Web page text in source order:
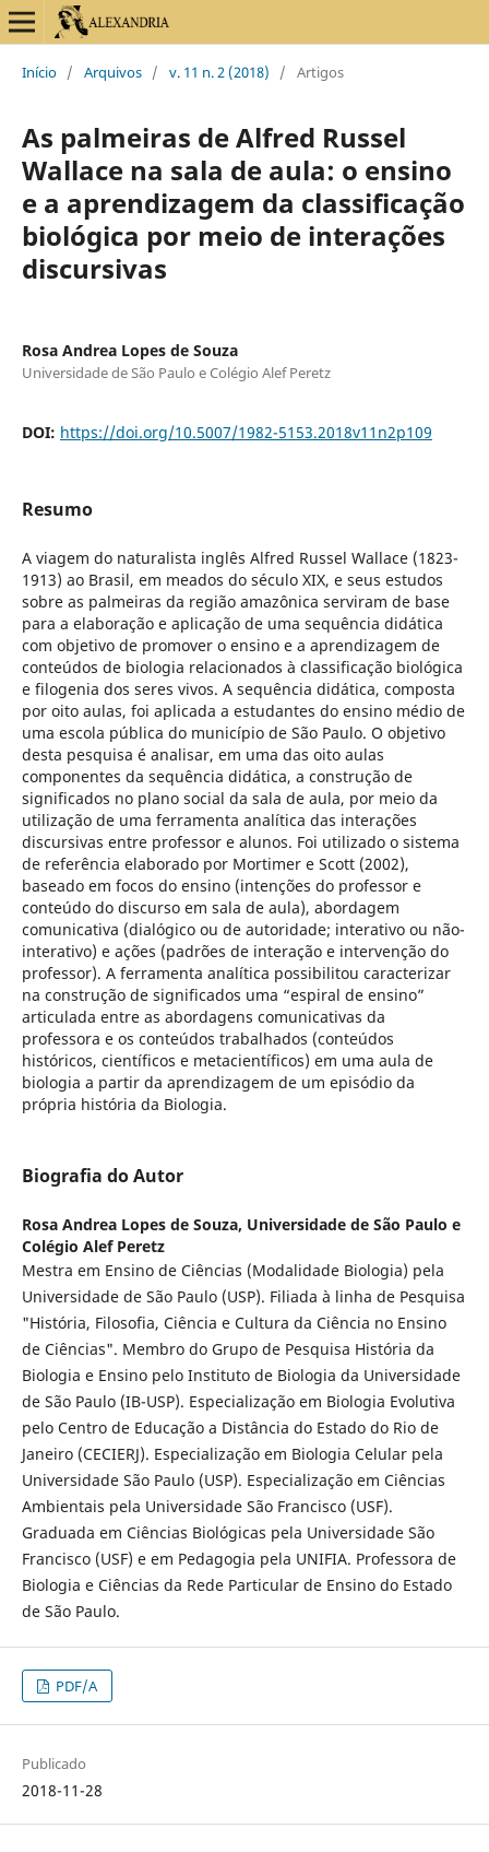
Início / Arquivos / v. 11 n. 2 (2018) / Artigos
As palmeiras de Alfred Russel
Wallace na sala de aula: o ensino
e a aprendizagem da classificação
biológica por meio de interações
discursivas
Rosa Andrea Lopes de Souza
Universidade de São Paulo e Colégio Alef Peretz
DOI: https://doi.org/10.5007/1982-5153.2018v11n2p109
Resumo
A viagem do naturalista inglês Alfred Russel Wallace (1823-
1913) ao Brasil, em meados do século XIX, e seus estudos
sobre as palmeiras da região amazônica serviram de base
para a elaboração e aplicação de uma sequência didática
com objetivo de promover o ensino e a aprendizagem de
conteúdos de biologia relacionados à classificação biológica
e filogenia dos seres vivos. A sequência didática, composta
por oito aulas, foi aplicada a estudantes do ensino médio de
uma escola pública do município de São Paulo. O objetivo
desta pesquisa é analisar, em uma das oito aulas
componentes da sequência didática, a construção de
significados no plano social da sala de aula, por meio da
utilização de uma ferramenta analítica das interações
discursivas entre professor e alunos. Foi utilizado o sistema
de referência elaborado por Mortimer e Scott (2002),
baseado em focos do ensino (intenções do professor e
conteúdo do discurso em sala de aula), abordagem
comunicativa (dialógico ou de autoridade; interativo ou não-
interativo) e ações (padrões de interação e intervenção do
professor). A ferramenta analítica possibilitou caracterizar
na construção de significados uma “espiral de ensino”
articulada entre as abordagens comunicativas da
professora e os conteúdos trabalhados (conteúdos
históricos, científicos e metacientíficos) em uma aula de
biologia a partir da aprendizagem de um episódio da
própria história da Biologia.
Biografia do Autor
Rosa Andrea Lopes de Souza, Universidade de São Paulo e
Colégio Alef Peretz
Mestra em Ensino de Ciências (Modalidade Biologia) pela
Universidade de São Paulo (USP). Filiada à linha de Pesquisa
"História, Filosofia, Ciência e Cultura da Ciência no Ensino
de Ciências". Membro do Grupo de Pesquisa História da
Biologia e Ensino pelo Instituto de Biologia da Universidade
de São Paulo (IB-USP). Especialização em Biologia Evolutiva
pelo Centro de Educação a Distância do Estado do Rio de
Janeiro (CECIERJ). Especialização em Biologia Celular pela
Universidade São Paulo (USP). Especialização em Ciências
Ambientais pela Universidade São Francisco (USF).
Graduada em Ciências Biológicas pela Universidade São
Francisco (USF) e em Pedagogia pela UNIFIA. Professora de
Biologia e Ciências da Rede Particular de Ensino do Estado
de São Paulo.
PDF/A
Publicado
2018-11-28